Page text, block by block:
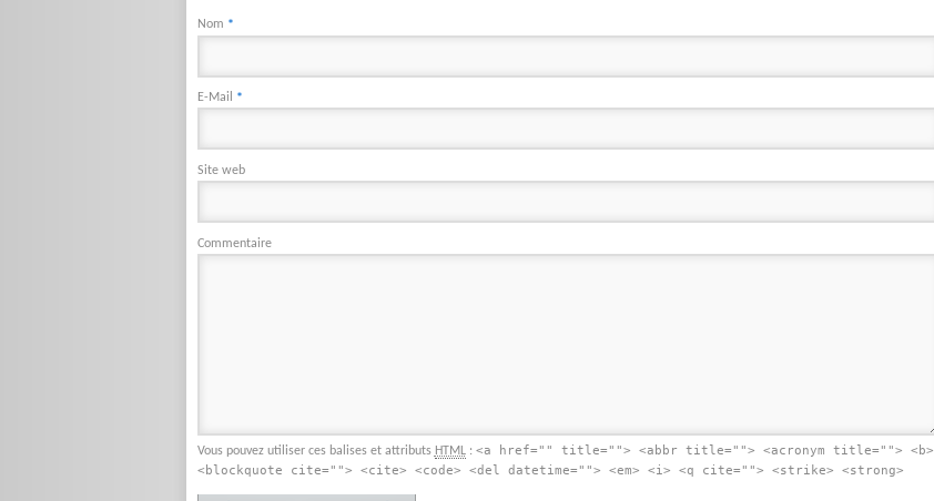
Nom *
E-Mail *
Site web
Commentaire
Vous pouvez utiliser ces balises et attributs HTML: <a href="" title=""> <abbr title=""> <acronym title=""> <b>
<blockquote cite=""> <cite> <code> <del datetime=""> <em> <i> <q cite=""> <strike> <strong>